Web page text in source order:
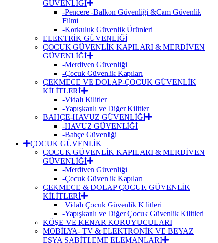
GÜVENLİĞİ
-Pencere -Balkon Güvenliği &Cam Güvenlik
Filmi
-Korkuluk Güvenlik Ürünleri
ELEKTRİK GÜVENLİĞİ
ÇOCUK GÜVENLİK KAPILARI & MERDİVEN
GÜVENLİĞİ
-Merdiven Güvenliği
-Çocuk Güvenlik Kapıları
ÇEKMECE VE DOLAP-ÇOCUK GÜVENLİK
KİLİTLERİ
-Vidalı Kilitler
-Yapışkanlı ve Diğer Kilitler
BAHÇE-HAVUZ GÜVENLİĞİ
-HAVUZ GÜVENLİĞİ
-Bahçe Güvenliği
ÇOCUK GÜVENLİK
ÇOCUK GÜVENLİK KAPILARI & MERDİVEN
GÜVENLİĞİ
-Merdiven Güvenliği
-Çocuk Güvenlik Kapıları
ÇEKMECE & DOLAP ÇOCUK GÜVENLİK
KİLİTLERİ
-Vidalı Çocuk Güvenlik Kilitleri
-Yapışkanlı ve Diğer Çocuk Güvenlik Kilitleri
KÖŞE VE KENAR KORUYUCULARI
MOBİLYA- TV & ELEKTRONİK VE BEYAZ
EŞYA SABİTLEME ELEMANLARI